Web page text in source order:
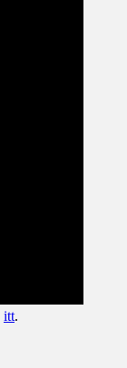
itt.